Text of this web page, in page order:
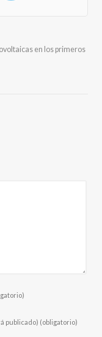
en los primeros
publicado) (obligatorio)